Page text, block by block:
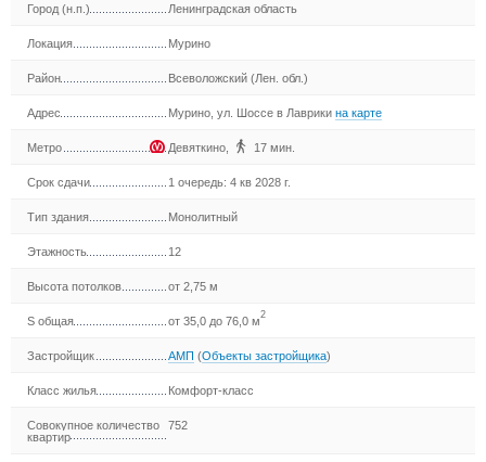
Город (н.п.) Ленинградская область
Локация Мурино
Район Всеволожский (Лен. обл.)
Адрес Мурино, ул. Шоссе в Лаврикина карте
Метро Девяткино 17 мин.
Срок сдачи 1 очередь: 4 кв 2028 г.
Тип здания Монолитный
Этажность 12
Высота потолков от 2,75 м
S общая от 35,0 до 76,0 м2
Застройщик АМП (Объекты застройщика)
Класс жилья Комфорт-класс
Совокупное количество
квартир
752